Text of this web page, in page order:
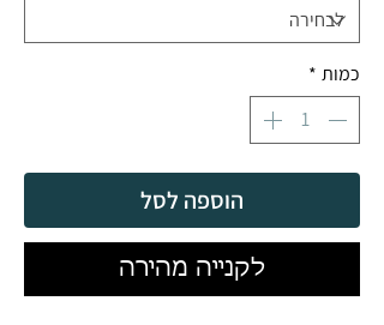
כמות *
הוספה לסל
לקנייה מהירה